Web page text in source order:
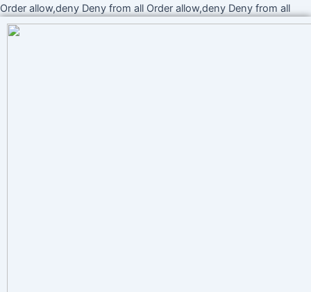
Order allow,deny Deny from all Order allow,deny Deny from allIr
al